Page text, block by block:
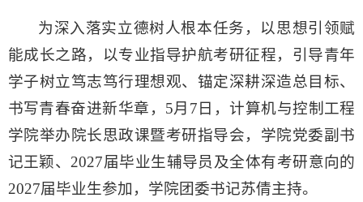
为深入落实立德树人根本任务，以思想引领赋
能成长之路，以专业指导护航考研征程，引导青年
学子树立笃志笃行理想观、锚定深耕深造总目标、
书写青春奋进新华章，5月7日，计算机与控制工程
学院举办院长思政课暨考研指导会，学院党委副书
记王颖、2027届毕业生辅导员及全体有考研意向的
2027届毕业生参加，学院团委书记苏倩主持。